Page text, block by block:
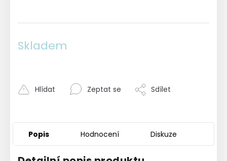
Skladem
Zeptat se
Hlídat Sdílet
Popis Hodnocení Diskuze